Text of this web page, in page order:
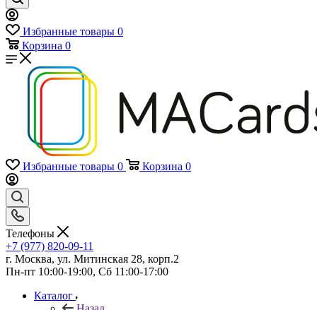
Избранные товары 0
Корзина 0
Избранные товары 0 Корзина 0
Телефоны
+7 (977) 820-09-11
г. Москва, ул. Митинская 28, корп.2
Пн-пт 10:00-19:00, Сб 11:00-17:00
Каталог